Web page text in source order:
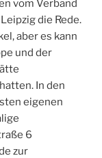
vom Verband
die Rede.
aber es kann
und der
In den
eigenen
6
zur